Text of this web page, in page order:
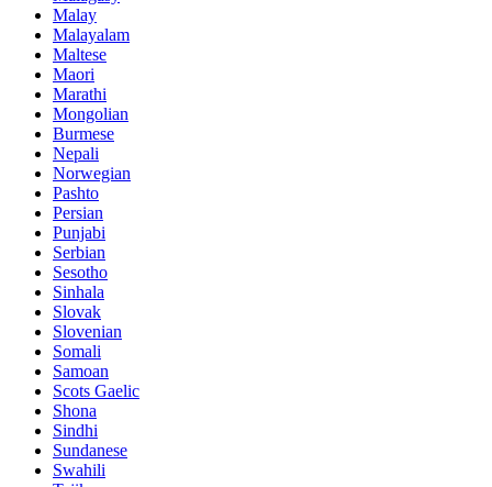
Malay
Malayalam
Maltese
Maori
Marathi
Mongolian
Burmese
Nepali
Norwegian
Pashto
Persian
Punjabi
Serbian
Sesotho
Sinhala
Slovak
Slovenian
Somali
Samoan
Scots Gaelic
Shona
Sindhi
Sundanese
Swahili